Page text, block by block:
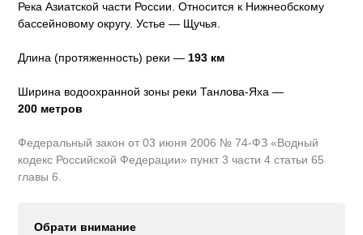
Река Азиатской части России. Относится к Нижнеобскому
бассейновому округу.Устье — Щучья.
Длина (протяженность) реки — 193 км
Ширина водоохранной зоны реки Танлова-Яха —
200 метров
Федеральный закон от 03 июня 2006 № 74-ФЗ «Водный
кодекс Российской Федерации» пункт 3 части 4 статьи 65
главы 6.
Обрати внимание